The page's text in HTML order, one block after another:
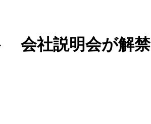
会社説明会が解禁